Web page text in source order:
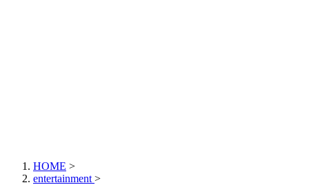
HOME >
entertainment >